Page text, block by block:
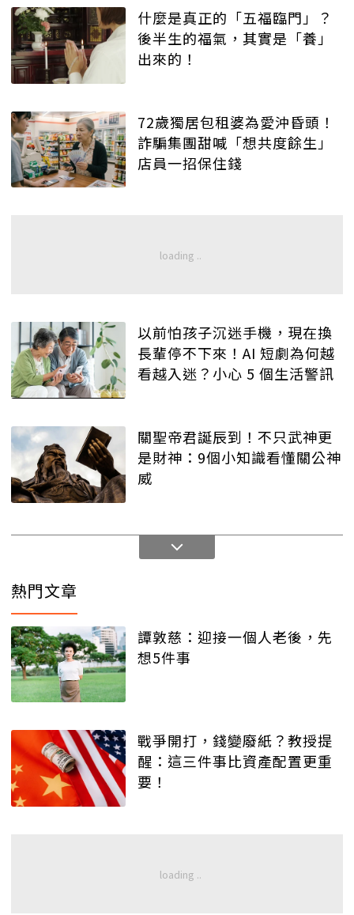
什麼是真正的「五福臨門」？
後半生的福氣，其實是「養」
出來的！
72歲獨居包租婆為愛沖昏頭！
詐騙集團甜喊「想共度餘生」
店員一招保住錢
以前怕孩子沉迷手機，現在換
長輩停不下來！AI 短劇為何越
看越入迷？小心 5 個生活警訊
關聖帝君誕辰到！不只武神更
是財神：9個小知識看懂關公神
威
熱門文章
譚敦慈：迎接一個人老後，先
想5件事
戰爭開打，錢變廢紙？教授提
醒：這三件事比資產配置更重
要！